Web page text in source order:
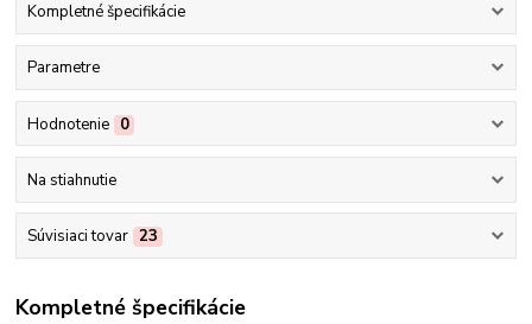
Kompletné špecifikácie
Parametre
Hodnotenie 0
Na stiahnutie
Súvisiaci tovar 23
Kompletné špecifikácie